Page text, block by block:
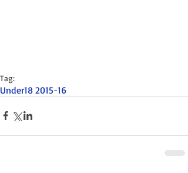
Tag:
Under18 2015-16